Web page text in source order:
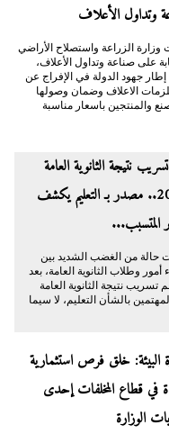
وتداول الأعلاف
وزارة الزراعة واستصلاح الأراضي
على صناعة وتداول الأعلاف،
جهود الدولة في الإفراج عن
الاعلاف وضمان وصولها
والمنتجين باسعار مناسبة
نتيجة الثانوية العامة
2023.. مصدر بـ التعليم يكشف
المتسبب...
حالة من الغضب الشديد بين
أمور وطلاب الثانوية العامة، بعد
تسريب نتيجة الثانوية العامة
بالشأن التعليم، لا سيما
البيئة: خلق فرص استثمارية
في قطاع المخلفات إحدى
الوزارة